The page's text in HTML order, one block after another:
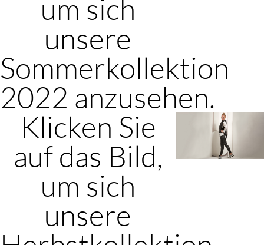
um sich
unsere
Sommerkollektion
2022 anzusehen.
Klicken Sie
auf das Bild,
um sich
unsere